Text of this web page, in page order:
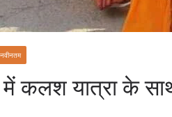
नवीनतम
कलश यात्रा के